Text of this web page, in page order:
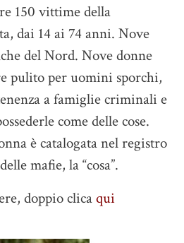
150 vittime della
dai 14 ai 74 anni. Nove
del Nord. Nove donne
pulito per uomini sporchi,
a famiglie criminali e
come delle cose.
è catalogata nel registro
mafie, la “cosa”.
doppio clicaqui